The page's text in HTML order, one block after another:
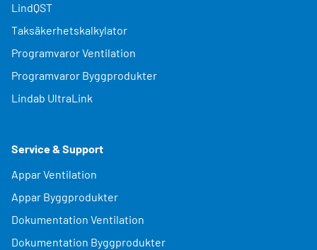
LindQST
Taksäkerhetskalkylator
Programvaror Ventilation
Programvaror Byggprodukter
Lindab UltraLink
Service & Support
Appar Ventilation
Appar Byggprodukter
Dokumentation Ventilation
Dokumentation Byggprodukter